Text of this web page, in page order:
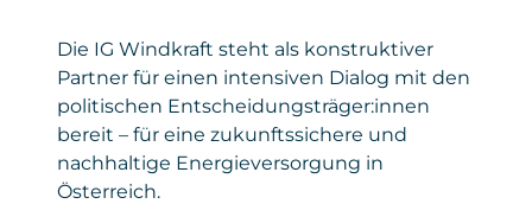
Die IG Windkraft steht als konstruktiver
Partner für einen intensiven Dialog mit den
politischen Entscheidungsträger:innen
bereit – für eine zukunftssichere und
nachhaltige Energieversorgung in
Österreich.